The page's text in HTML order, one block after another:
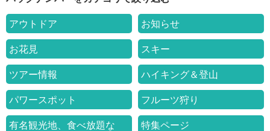
b
o
o
t
r
アウトドア お知らせ
お花見 スキー
ツアー情報 ハイキング＆登山
パワースポット フルーツ狩り
有名観光地、食べ放題な
特集ページ